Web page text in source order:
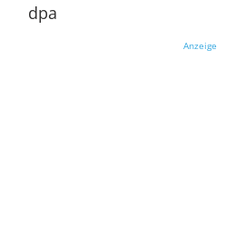
dpa
Anzeige